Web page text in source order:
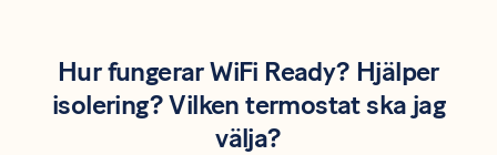
Hur fungerar WiFi Ready? Hjälper
isolering? Vilken termostat ska jag
välja?